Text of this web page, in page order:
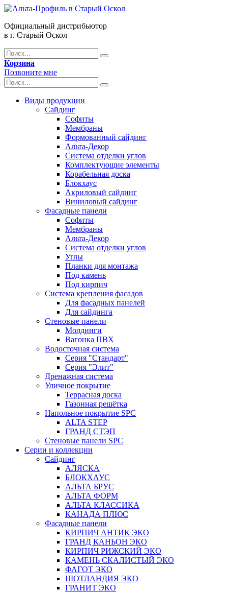
Официальный дистрибьютор
в г. Старый Оскол
Корзина
Позвоните мне
Виды продукции
Сайдинг
Софиты
Мембраны
Формованный сайдинг
Альта-Декор
Система отделки углов
Комплектующие элементы
Корабельная доска
Блокхаус
Акриловый сайдинг
Виниловый сайдинг
Фасадные панели
Софиты
Мембраны
Альта-Декор
Система отделки углов
Углы
Планки для монтажа
Под камень
Под кирпич
Система крепления фасадов
Для фасадных панелей
Для сайдинга
Стеновые панели
Молдинги
Вагонка ПВХ
Водосточная система
Серия "Стандарт"
Серия "Элит"
Дренажная система
Уличное покрытие
Террасная доска
Газонная решётка
Напольное покрытие SPC
ALTA STEP
ГРАНД СТЭП
Стеновые панели SPC
Серии и коллекции
Сайдинг
АЛЯСКА
БЛОКХАУС
АЛЬТА БРУС
АЛЬТА ФОРМ
АЛЬТА КЛАССИКА
КАНАДА ПЛЮС
Фасадные панели
КИРПИЧ АНТИК ЭКО
ГРАНД КАНЬОН ЭКО
КИРПИЧ РИЖСКИЙ ЭКО
КАМЕНЬ СКАЛИСТЫЙ ЭКО
ФАГОТ ЭКО
ШОТЛАНДИЯ ЭКО
ГРАНИТ ЭКО